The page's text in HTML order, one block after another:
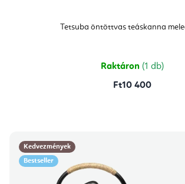
Tetsuba öntöttvas teáskanna
Raktáron (1 db)
Ft10 400
Kedvezmények
Bestseller